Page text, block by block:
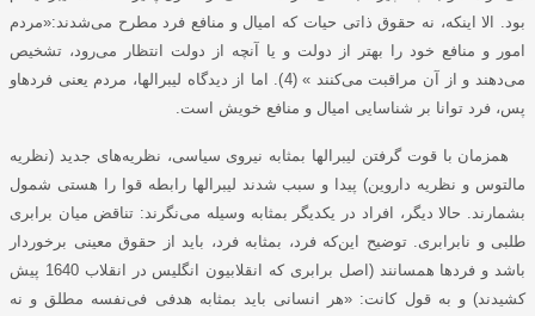
بود. الا اینکه، نه حقوق ذاتی حیات که امیال و منافع فرد مطرح می‌شدند:«مردم
امور و منافع خود را بهتر از دولت و یا آنچه از دولت انتظار می‌رود، تشخیص
می‌دهند و از آن مراقبت می‌کنند » (4). اما از دیدگاه لیبرالها، مردم یعنی فردهاو
پس، فرد توانا بر شناسایی امیال و منافع خویش است.
همزمان با قوت گرفتن لیبرالها بمثابه نیروی سیاسی، نظریه‌های جدید (نظریه
مالتوس و نظریه داروین) پیدا و سبب شدند لیبرالها رابطه قوا را هستی شمول
بشمارند. حالا دیگر، افراد در یکدیگر بمثابه وسیله می‌نگرند: تناقض میان برابری
طلبی و نابرابری. توضیح این‌که فرد، بمثابه فرد، باید از حقوق معینی برخوردار
باشد و فردها همسانند (اصل برابری که انقلابیون انگلیس در انقلاب 1640 پیش
کشیدند) و به قول کانت: «هر انسانی باید بمثابه هدفی فی‌نفسه مطلق و نه